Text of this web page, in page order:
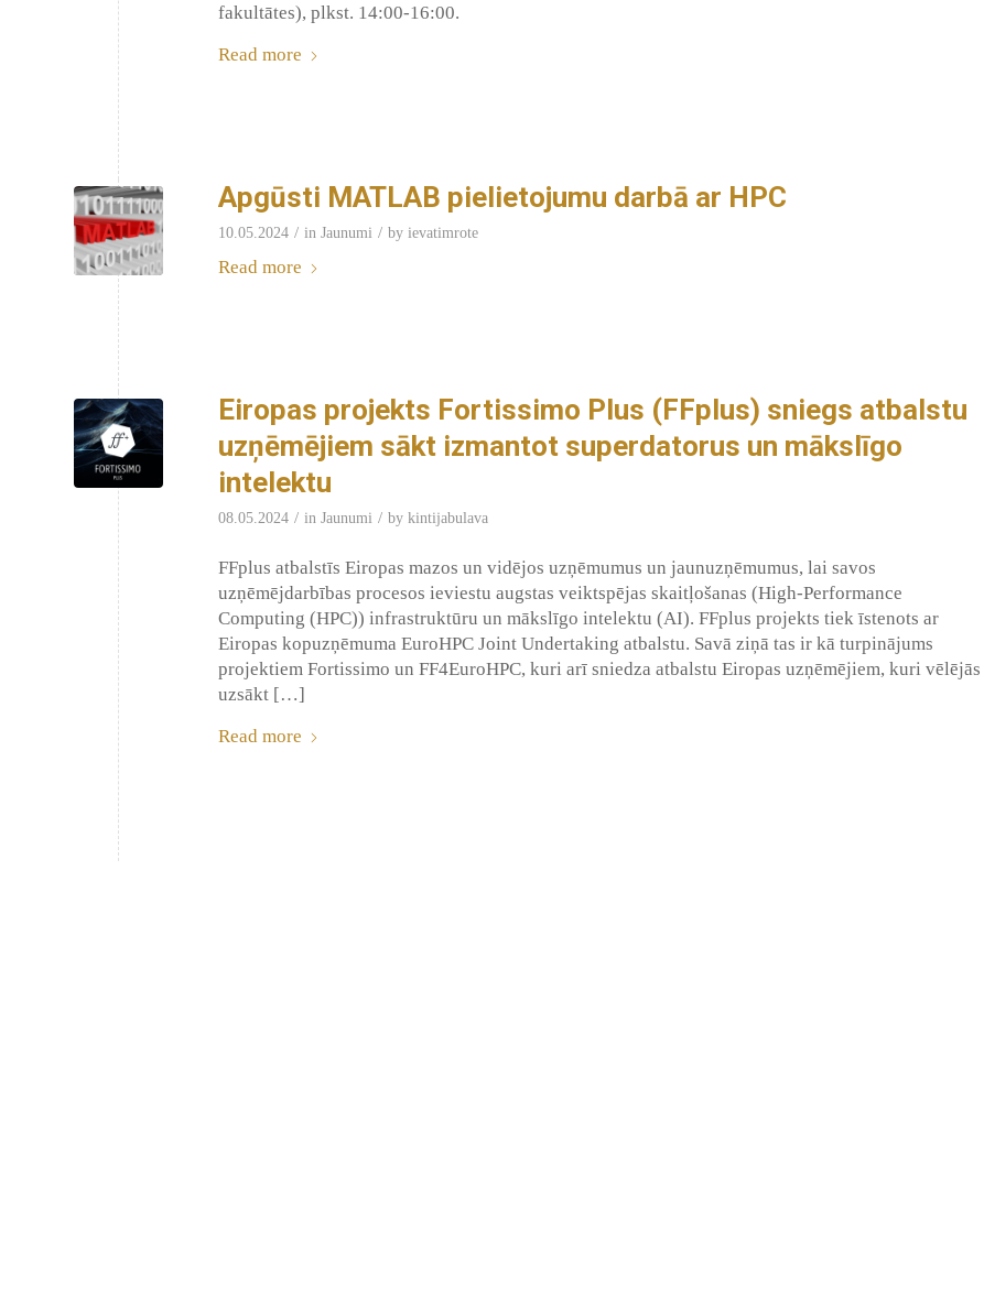
fakultātes), plkst. 14:00-16:00.
Read more
Apgūsti MATLAB pielietojumu darbā ar HPC
10.05.2024 / in Jaunumi / by ievatimrote
Read more
Eiropas projekts Fortissimo Plus (FFplus) sniegs atbalstu
uzņēmējiem sākt izmantot superdatorus un mākslīgo
intelektu
08.05.2024 / in Jaunumi / by kintijabulava
FFplus atbalstīs Eiropas mazos un vidējos uzņēmumus un jaunuzņēmumus, lai savos
uzņēmējdarbības procesos ieviestu augstas veiktspējas skaitļošanas (High-Performance
Computing (HPC)) infrastruktūru un mākslīgo intelektu (AI). FFplus projekts tiek īstenots ar
Eiropas kopuzņēmuma EuroHPC Joint Undertaking atbalstu. Savā ziņā tas ir kā turpinājums
projektiem Fortissimo un FF4EuroHPC, kuri arī sniedza atbalstu Eiropas uzņēmējiem, kuri vēlējās
uzsākt […]
Read more